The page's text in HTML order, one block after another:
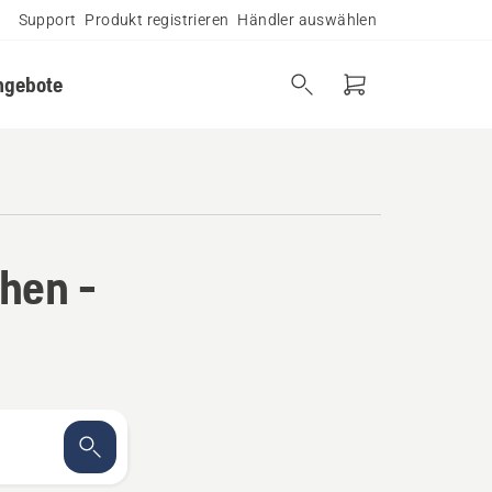
Support Produkt registrieren Händler auswählen
-